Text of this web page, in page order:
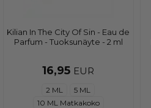
Kilian In The City Of Sin - Eau de
Parfum - Tuoksunäyte - 2 ml
16,95 EUR
2 ML
5 ML
10 ML Matkakoko